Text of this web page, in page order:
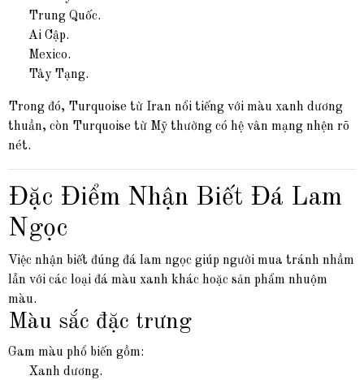
Trung Quốc.
Ai Cập.
Mexico.
Tây Tạng.
Trong đó, Turquoise từ Iran nổi tiếng với màu xanh dương
thuần, còn Turquoise từ Mỹ thường có hệ vân mạng nhện rõ
nét.
Đặc Điểm Nhận Biết Đá Lam
Ngọc
Việc nhận biết đúng đá lam ngọc giúp người mua tránh nhầm
lẫn với các loại đá màu xanh khác hoặc sản phẩm nhuộm
màu.
Màu sắc đặc trưng
Gam màu phổ biến gồm:
Xanh dương.